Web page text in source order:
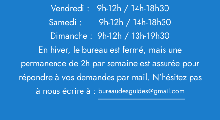
Vendredi : 9h-12h / 14h-18h30
Samedi : 9h-12h / 14h-18h30
Dimanche : 9h-12h / 13h-19h30
En hiver, le bureau est fermé, mais une
permanence de 2h par semaine est assurée pour
répondre à vos demandes par mail. N’hésitez pas
à nous écrire à : bureaudesguides@gmail.com